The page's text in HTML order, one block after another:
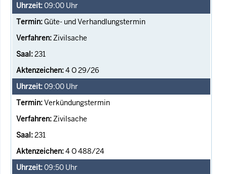
09:00 Uhr
Güte- und Verhandlungstermin
Zivilsache
231
4 O 29/26
09:00 Uhr
Verkündungstermin
Zivilsache
231
4 O 488/24
09:50 Uhr